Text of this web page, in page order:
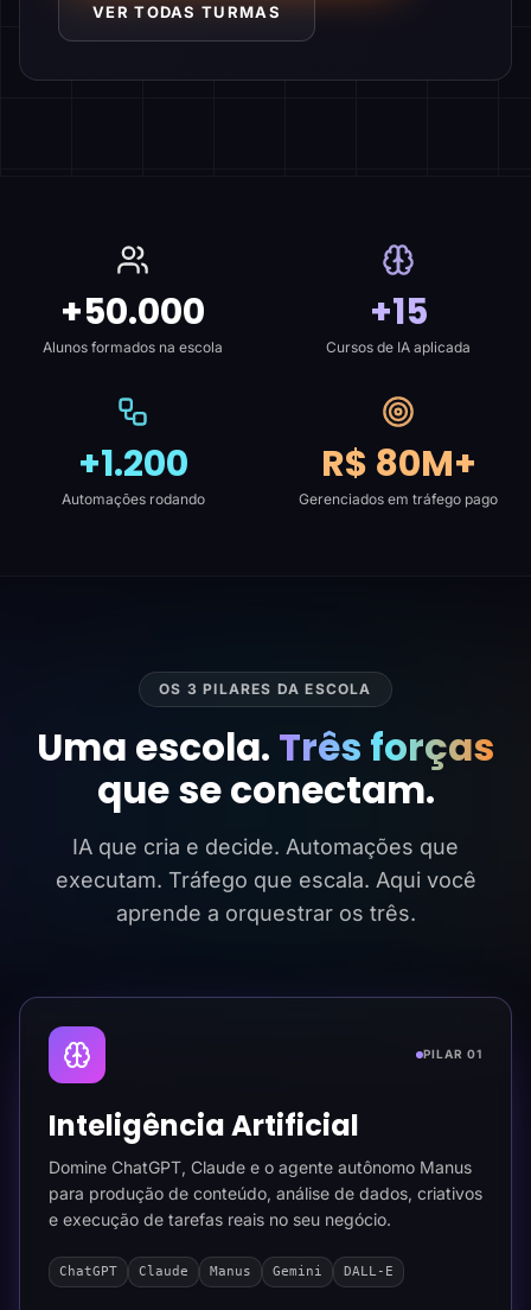
VER TODAS TURMAS
+50.000
Alunos formados na escola
+15
Cursos de IA aplicada
+1.200
Automações rodando
R$ 80M+
Gerenciados em tráfego pago
OS 3 PILARES DA ESCOLA
Uma escola. Três forças
que se conectam.
IA que cria e decide. Automações que
executam. Tráfego que escala. Aqui você
aprende a orquestrar os três.
PILAR 01
Inteligência Artificial
Domine ChatGPT, Claude e o agente autônomo Manus
para produção de conteúdo, análise de dados, criativos
e execução de tarefas reais no seu negócio.
ChatGPT Claude Manus Gemini DALL-E